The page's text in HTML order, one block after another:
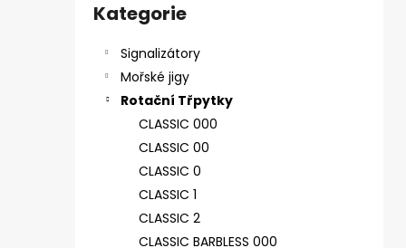
Přeskočit
kategorie
Kategorie
Signalizátory
Mořské jigy
Rotační Třpytky
CLASSIC 000
CLASSIC 00
CLASSIC 0
CLASSIC 1
CLASSIC 2
CLASSIC BARBLESS 000